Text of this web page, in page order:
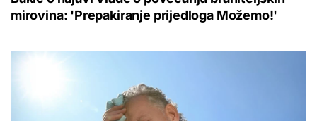
mirovina: 'Prepakiranje prijedloga Možemo!'